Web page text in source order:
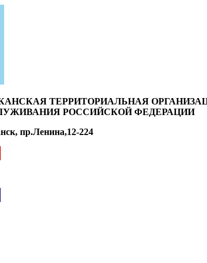
ТЕРРИТОРИАЛЬНАЯ
РОССИЙСКОЙ ФЕДЕРАЦИИ
пр.Ленина,12-224